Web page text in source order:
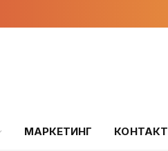
МАРКЕТИНГ КОНТАКТ